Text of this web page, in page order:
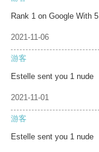
Rank 1 on Google With 5
2021-11-06
游客
Estelle sent you 1 nude
2021-11-01
游客
Estelle sent you 1 nude